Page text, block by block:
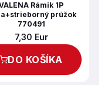
Rámik 1P
prúžok
770491
7,30 Eur
DO KOŠÍKA